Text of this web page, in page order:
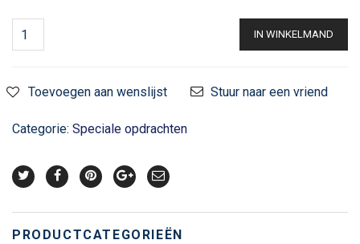
IN WINKELMAND
Toevoegen aan wenslijst Stuur naar een vriend
Categorie: Speciale opdrachten
PRODUCTCATEGORIEËN